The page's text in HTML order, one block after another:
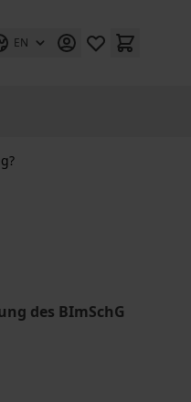
EN
des BImSchG